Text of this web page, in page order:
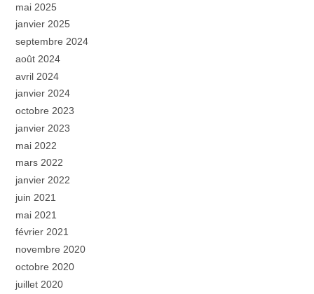
mai 2025
janvier 2025
septembre 2024
août 2024
avril 2024
janvier 2024
octobre 2023
janvier 2023
mai 2022
mars 2022
janvier 2022
juin 2021
mai 2021
février 2021
novembre 2020
octobre 2020
juillet 2020